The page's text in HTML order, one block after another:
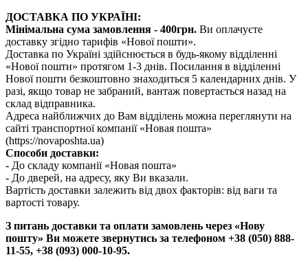
ДОСТАВКА ПО УКРАЇНІ:
Мінімальна сума замовлення - 400грн. Ви оплачуєте
доставку згідно тарифів «Нової пошти».
Доставка по Україні здійснюється в будь-якому відділенні
«Нової пошти» протягом 1-3 днів. Посилання в відділенні
Нової пошти безкоштовно знаходиться 5 календарних днів. У
разі, якщо товар не забраний, вантаж повертається назад на
склад відправника.
Адреса найближчих до Вам відділень можна переглянути на
сайті транспортної компанії «Новая пошта»
(https://novaposhta.ua)
Способи доставки:
- До складу компанії «Новая пошта»
- До дверей, на адресу, яку Ви вказали.
Вартість доставки залежить від двох факторів: від ваги та
вартості товару.
З питань доставки та оплати замовлень через «Нову
пошту» Ви можете звернутись за телефоном +38 (050) 888-
11-55, +38 (093) 000-10-95.